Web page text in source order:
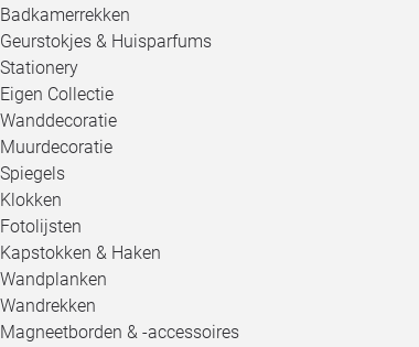
Badkamerrekken
Geurstokjes & Huisparfums
Stationery
Eigen Collectie
Wanddecoratie
Muurdecoratie
Spiegels
Klokken
Fotolijsten
Kapstokken & Haken
Wandplanken
Wandrekken
Magneetborden & -accessoires